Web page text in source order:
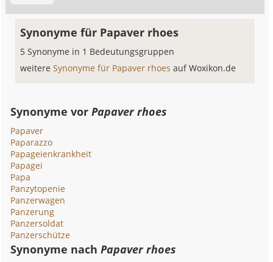
Synonyme für Papaver rhoes
5 Synonyme in 1 Bedeutungsgruppen
weitereSynonyme für Papaver rhoesauf Woxikon.de
Synonyme vorPapaver rhoes
Papaver
Paparazzo
Papageienkrankheit
Papagei
Papa
Panzytopenie
Panzerwagen
Panzerung
Panzersoldat
Panzerschütze
Synonyme nachPapaver rhoes